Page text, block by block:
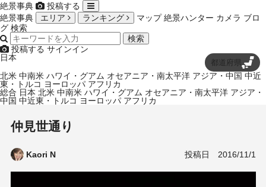
絶景事典
投稿する
絶景事典
エリア ランキング マップ 絶景ハンター カメラ ブロ
グ 検索
検索
投稿する サインイン
日本
都道府県
北米 中南米 ハワイ・グアム オセアニア・南太平洋 アジア・中国 中近
東・トルコ ヨーロッパ アフリカ
総合 日本 北米 中南米 ハワイ・グアム オセアニア・南太平洋 アジア・
中国 中近東・トルコ ヨーロッパ アフリカ
仲見世通り
Kaori N 投稿日 2016/11/1